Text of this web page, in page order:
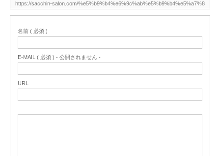
名前 ( 必須 )
E-MAIL ( 必須 ) - 公開されません -
URL